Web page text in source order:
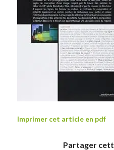
Imprimer cet article en pdf
Partager